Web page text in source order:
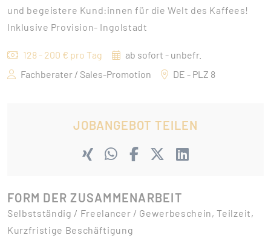
und begeistere Kund:innen für die Welt des Kaffees!
Inklusive Provision- Ingolstadt
128 - 200 € pro Tag
ab sofort - unbefr.
Fachberater / Sales-Promotion
DE - PLZ 8
JOBANGEBOT TEILEN
FORM DER ZUSAMMENARBEIT
Selbstständig / Freelancer / Gewerbeschein, Teilzeit,
Kurzfristige Beschäftigung